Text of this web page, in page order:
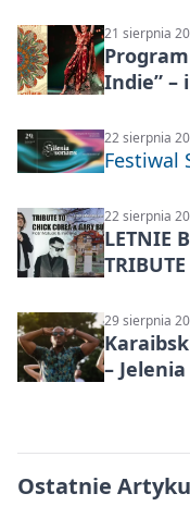
21 sierpnia
Indie” –
22 sierpnia
Festiwal
22 sierpnia
LETNIE
29 sierpnia
–
Ostatnie